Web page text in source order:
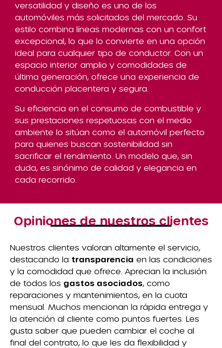
versatilidad y diseño es uno de los
automóviles más solicitados del mercado. Su
estilo combina líneas modernas con un confort
excepcional, lo que lo convierte en una opción
ideal para cualquier tipo de conductor. Con un
espacio interior amplio y comodidades de
última generación, ofrece una experiencia de
conducción placentera y segura.
Su eficiencia en el consumo de combustible y
sus prestaciones respetuosas con el medio
ambiente lo sitúan como el automóvil perfecto
para quienes buscan sostenibilidad sin
sacrificar el rendimiento. Un modelo que, sin
duda, es sinónimo de calidad y elegancia en
cada recorrido.
Opiniones de nuestros clientes
Nuestros clientes valoran altamente el servicio,
destacando la transparencia en las condiciones
y la comodidad que ofrece. Aprecian la inclusión
de todos los gastos asociados, como
reparaciones y mantenimientos, en la cuota
mensual. Muchos mencionan la rápida entrega y
la atención al cliente como puntos fuertes. Les
gusta saber que pueden cambiar el coche al
final del contrato, lo que les da flexibilidad y